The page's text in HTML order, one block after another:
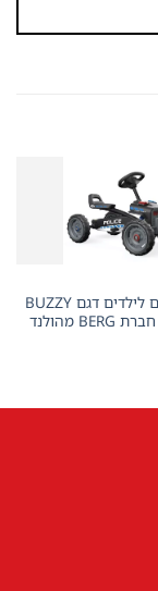
בימבה פדלים לילדים דגם BUZZY
POLICE של חברת BERG מהולנד